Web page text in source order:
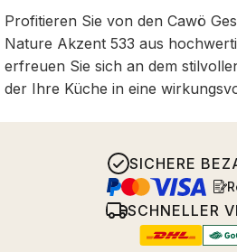
Profitieren Sie von den Cawö
Nature Akzent 533 aus
erfreuen Sie sich an dem
der Ihre Küche in eine
SICHERE
SCHNELLER